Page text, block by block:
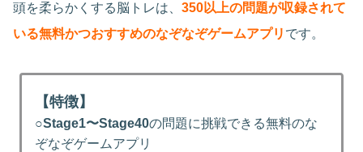
頭を柔らかくする脳トレは、 350以上の問題が収録されて
いる無料かつおすすめのなぞなぞゲームアプリ です。
【特徴】
○Stage1〜Stage40の問題に挑戦できる無料のな
ぞなぞゲームアプリ